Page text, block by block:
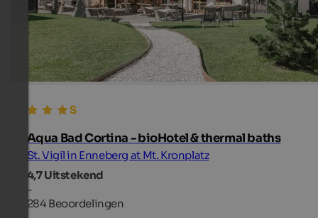
Aqua Bad Cortina - bioHotel & thermal baths
St. Vigil in Enneberg at Mt. Kronplatz
4,7Uitstekend
-
284 Beoordelingen